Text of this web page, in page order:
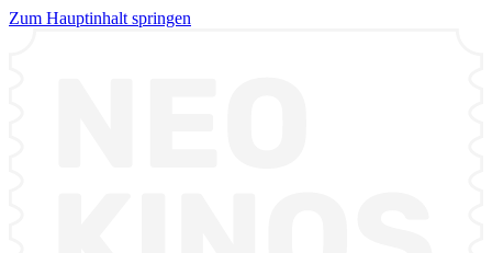
Zum Hauptinhalt springen